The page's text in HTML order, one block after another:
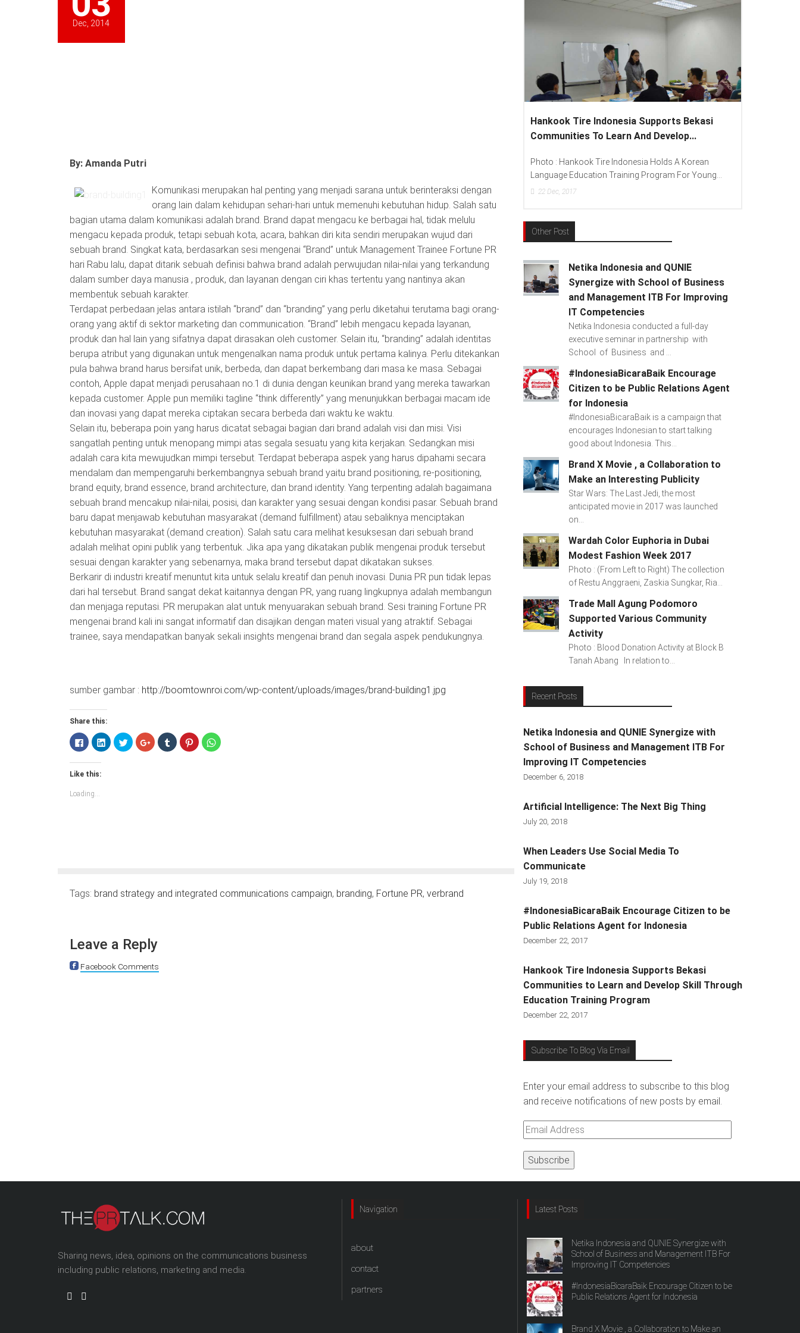
Dec, 2014
By: Amanda Putri
Komunikasi merupakan hal penting yang menjadi sarana untuk berinteraksi dengan
orang lain dalam kehidupan sehari-hari untuk memenuhi kebutuhan hidup. Salah satu
bagian utama dalam komunikasi adalah brand. Brand dapat mengacu ke berbagai hal, tidak melulu
mengacu kepada produk, tetapi sebuah kota, acara, bahkan diri kita sendiri merupakan wujud dari
sebuah brand. Singkat kata, berdasarkan sesi mengenai “Brand” untuk Management Trainee Fortune PR
hari Rabu lalu, dapat ditarik sebuah definisi bahwa brand adalah perwujudan nilai-nilai yang terkandung
dalam sumber daya manusia , produk, dan layanan dengan ciri khas tertentu yang nantinya akan
membentuk sebuah karakter.
Terdapat perbedaan jelas antara istilah “brand” dan “branding” yang perlu diketahui terutama bagi orang-
orang yang aktif di sektor marketing dan communication. “Brand” lebih mengacu kepada layanan,
produk dan hal lain yang sifatnya dapat dirasakan oleh customer. Selain itu, “branding” adalah identitas
berupa atribut yang digunakan untuk mengenalkan nama produk untuk pertama kalinya. Perlu ditekankan
pula bahwa brand harus bersifat unik, berbeda, dan dapat berkembang dari masa ke masa. Sebagai
contoh, Apple dapat menjadi perusahaan no.1 di dunia dengan keunikan brand yang mereka tawarkan
kepada customer. Apple pun memiliki tagline “think differently” yang menunjukkan berbagai macam ide
dan inovasi yang dapat mereka ciptakan secara berbeda dari waktu ke waktu.
Selain itu, beberapa poin yang harus dicatat sebagai bagian dari brand adalah visi dan misi. Visi
sangatlah penting untuk menopang mimpi atas segala sesuatu yang kita kerjakan. Sedangkan misi
adalah cara kita mewujudkan mimpi tersebut. Terdapat beberapa aspek yang harus dipahami secara
mendalam dan mempengaruhi berkembangnya sebuah brand yaitu brand positioning, re-positioning,
brand equity, brand essence, brand architecture, dan brand identity. Yang terpenting adalah bagaimana
sebuah brand mencakup nilai-nilai, posisi, dan karakter yang sesuai dengan kondisi pasar. Sebuah brand
baru dapat menjawab kebutuhan masyarakat (demand fulfillment) atau sebaliknya menciptakan
kebutuhan masyarakat (demand creation). Salah satu cara melihat kesuksesan dari sebuah brand
adalah melihat opini publik yang terbentuk. Jika apa yang dikatakan publik mengenai produk tersebut
sesuai dengan karakter yang sebenarnya, maka brand tersebut dapat dikatakan sukses.
Berkarir di industri kreatif menuntut kita untuk selalu kreatif dan penuh inovasi. Dunia PR pun tidak lepas
dari hal tersebut. Brand sangat dekat kaitannya dengan PR, yang ruang lingkupnya adalah membangun
dan menjaga reputasi. PR merupakan alat untuk menyuarakan sebuah brand. Sesi training Fortune PR
mengenai brand kali ini sangat informatif dan disajikan dengan materi visual yang atraktif. Sebagai
trainee, saya mendapatkan banyak sekali insights mengenai brand dan segala aspek pendukungnya.
sumber gambar : http://boomtownroi.com/wp-content/uploads/images/brand-building1.jpg
Share this:
Click
to
share
on
Facebook
(Opens
new
window)
Click
to
share
Click
to
share
Click
to
share
Click
to
share
Click
to
share
Click
to
Like this:
Loading...
Tags: brand strategy and integrated communications campaign, branding, Fortune PR, verbrand
Leave a Reply
Facebook Comments
Hankook Tire Indonesia Supports Bekasi
Communities To Learn And Develop...
Photo : Hankook Tire Indonesia Holds A Korean
Language Education Training Program For Young...
22 Dec, 2017
Other Post
Netika Indonesia and QUNIE
Synergize with School of Business
and Management ITB For Improving
IT Competencies
Netika Indonesia conducted a full-day
executive seminar in partnership with
School of Business and ...
#IndonesiaBicaraBaik Encourage
Citizen to be Public Relations Agent
for Indonesia
#IndonesiaBicaraBaik is a campaign that
encourages Indonesian to start talking
good about Indonesia. This...
Brand X Movie , a Collaboration to
Make an Interesting Publicity
Star Wars: The Last Jedi, the most
anticipated movie in 2017 was launched
on...
Wardah Color Euphoria in Dubai
Modest Fashion Week 2017
Photo : (From Left to Right) The collection
of Restu Anggraeni, Zaskia Sungkar, Ria...
Trade Mall Agung Podomoro
Supported Various Community
Activity
Photo : Blood Donation Activity at Block B
Tanah Abang In relation to...
Recent Posts
Netika Indonesia and QUNIE Synergize with
School of Business and Management ITB For
Improving IT Competencies
December 6, 2018
Artificial Intelligence: The Next Big Thing
July 20, 2018
When Leaders Use Social Media To
Communicate
July 19, 2018
#IndonesiaBicaraBaik Encourage Citizen to be
Public Relations Agent for Indonesia
December 22, 2017
Hankook Tire Indonesia Supports Bekasi
Communities to Learn and Develop Skill Through
Education Training Program
December 22, 2017
Subscribe To Blog Via Email
Enter your email address to subscribe to this blog
and receive notifications of new posts by email.
Email
Address
Sharing news, idea, opinions on the communications business
including public relations, marketing and media.
Navigation
about
contact
partners
Latest Posts
Netika Indonesia and QUNIE Synergize with
School of Business and Management ITB For
Improving IT Competencies
#IndonesiaBicaraBaik Encourage Citizen to be
Public Relations Agent for Indonesia
Brand X Movie , a Collaboration to Make an